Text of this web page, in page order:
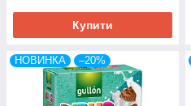
Купити
НОВИНКА –20%